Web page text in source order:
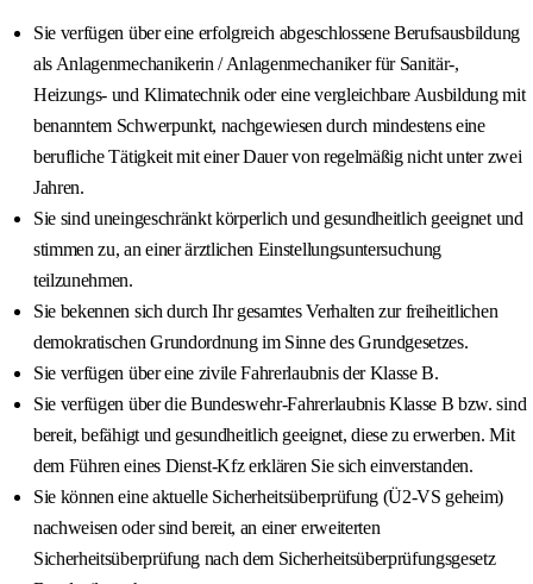
Sie verfügen über eine erfolgreich abgeschlossene Berufsausbildung
als Anlagenmechanikerin / Anlagenmechaniker für Sanitär-,
Heizungs- und Klimatechnik oder eine vergleichbare Ausbildung mit
benanntem Schwerpunkt, nachgewiesen durch mindestens eine
berufliche Tätigkeit mit einer Dauer von regelmäßig nicht unter zwei
Jahren.
Sie sind uneingeschränkt körperlich und gesundheitlich geeignet und
stimmen zu, an einer ärztlichen Einstellungsuntersuchung
teilzunehmen.
Sie bekennen sich durch Ihr gesamtes Verhalten zur freiheitlichen
demokratischen Grundordnung im Sinne des Grundgesetzes.
Sie verfügen über eine zivile Fahrerlaubnis der Klasse B.
Sie verfügen über die Bundeswehr-Fahrerlaubnis Klasse B bzw. sind
bereit, befähigt und gesundheitlich geeignet, diese zu erwerben. Mit
dem Führen eines Dienst-Kfz erklären Sie sich einverstanden.
Sie können eine aktuelle Sicherheitsüberprüfung (Ü2-VS geheim)
nachweisen oder sind bereit, an einer erweiterten
Sicherheitsüberprüfung nach dem Sicherheitsüberprüfungsgesetz